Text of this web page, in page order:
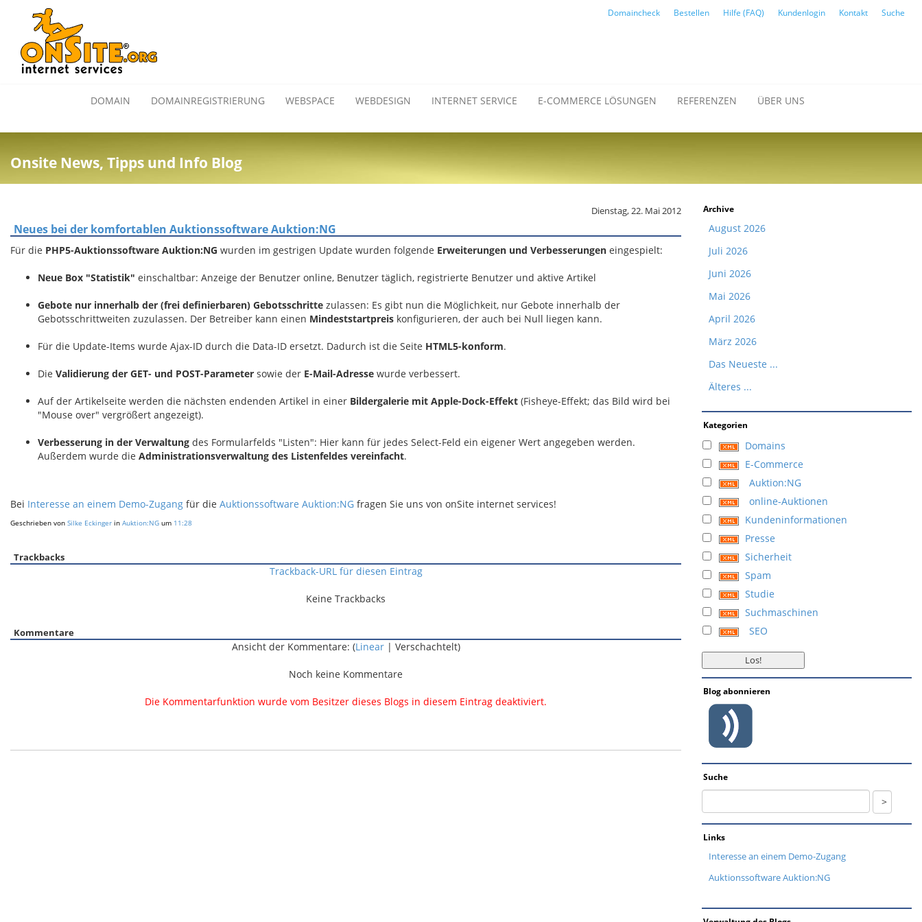
Domaincheck Bestellen Hilfe (FAQ) Kundenlogin Kontakt Suche
DOMAIN DOMAINREGISTRIERUNG WEBSPACE WEBDESIGN INTERNET SERVICE E-COMMERCE LÖSUNGEN REFERENZEN ÜBER UNS
Onsite News, Tipps und Info Blog
Dienstag, 22. Mai 2012
Neues bei der komfortablen Auktionssoftware Auktion:NG
Für die PHP5-Auktionssoftware Auktion:NG wurden im gestrigen Update wurden folgende Erweiterungen und Verbesserungen eingespielt:
Neue Box "Statistik" einschaltbar: Anzeige der Benutzer online, Benutzer täglich, registrierte Benutzer und aktive Artikel
Gebote nur innerhalb der (frei definierbaren) Gebotsschritte zulassen: Es gibt nun die Möglichkeit, nur Gebote innerhalb der
Gebotsschrittweiten zuzulassen. Der Betreiber kann einen Mindeststartpreis konfigurieren, der auch bei Null liegen kann.
Für die Update-Items wurde Ajax-ID durch die Data-ID ersetzt. Dadurch ist die Seite HTML5-konform.
Die Validierung der GET- und POST-Parameter sowie der E-Mail-Adresse wurde verbessert.
Auf der Artikelseite werden die nächsten endenden Artikel in einer Bildergalerie mit Apple-Dock-Effekt (Fisheye-Effekt; das Bild wird bei
"Mouse over" vergrößert angezeigt).
Verbesserung in der Verwaltung des Formularfelds "Listen": Hier kann für jedes Select-Feld ein eigener Wert angegeben werden.
Außerdem wurde die Administrationsverwaltung des Listenfeldes vereinfacht.
Bei Interesse an einem Demo-Zugang für die Auktionssoftware Auktion:NG fragen Sie uns von onSite internet services!
Geschrieben von Silke Eckinger in Auktion:NG um 11:28
Trackbacks
Trackback-URL für diesen Eintrag
Keine Trackbacks
Kommentare
Ansicht der Kommentare: (Linear| Verschachtelt)
Noch keine Kommentare
Die Kommentarfunktion wurde vom Besitzer dieses Blogs in diesem Eintrag deaktiviert.
Archive
August 2026
Juli 2026
Juni 2026
Mai 2026
April 2026
März 2026
Das Neueste ...
Älteres ...
Kategorien
Domains
E-Commerce
Auktion:NG
online-Auktionen
Kundeninformationen
Presse
Sicherheit
Spam
Studie
Suchmaschinen
SEO
Blog abonnieren
Suche
Links
Interesse an einem Demo-Zugang
Auktionssoftware Auktion:NG